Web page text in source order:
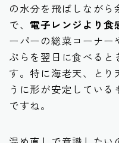
の水分を飛ばしなが
で、 電子レンジより食
ーパーの総菜コーナー
ぷらを翌日に食べると
す。特に海老天、とり
うに形が安定してい
ですね。